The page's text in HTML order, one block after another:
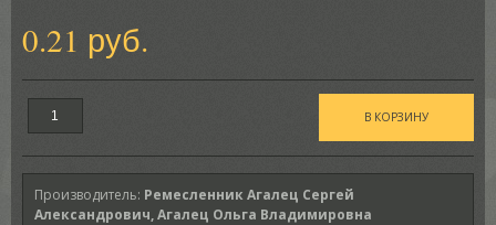
0.21 руб.
Производитель: Ремесленник Агалец Сергей
Александрович, Агалец Ольга Владимировна